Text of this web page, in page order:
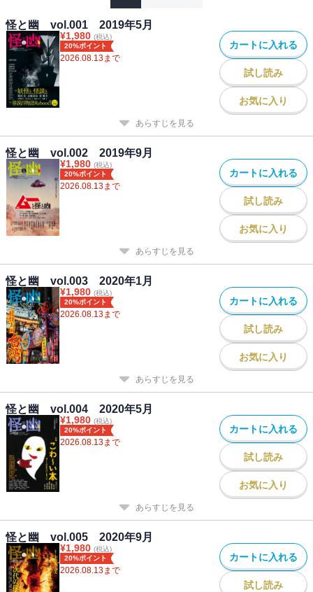
有隣堂藤沢店 etc.・・・ ―※電子化に伴い、一部省略されたペー
ジがございます。あらかじめご了承ください
怪と幽 vol.001 2019年5月
¥1,980 (税込)
20%ポイント
2026.08.13まで
カートに入れる
試し読み
お気に入り
あらすじを見る
怪と幽 vol.002 2019年9月
¥1,980 (税込)
20%ポイント
2026.08.13まで
カートに入れる
試し読み
お気に入り
あらすじを見る
怪と幽 vol.003 2020年1月
¥1,980 (税込)
20%ポイント
2026.08.13まで
カートに入れる
試し読み
お気に入り
あらすじを見る
怪と幽 vol.004 2020年5月
¥1,980 (税込)
20%ポイント
2026.08.13まで
カートに入れる
試し読み
お気に入り
あらすじを見る
怪と幽 vol.005 2020年9月
¥1,980 (税込)
20%ポイント
2026.08.13まで
カートに入れる
試し読み